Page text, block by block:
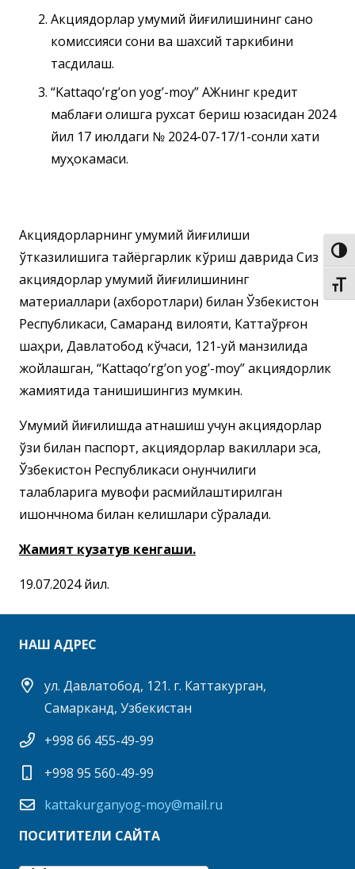
Акциядорлар умумий йиғилишининг саноқ
комиссияси сони ва шахсий таркибини
тасдиқлаш.
“Kattaqo’rg’on yog’-moy” АЖнинг кредит
маблағи олишга рухсат бериш юзасидан 2024
йил 17 июлдаги № 2024-07-17/1-сонли хати
муҳокамаси.
Акциядорларнинг умумий йиғилиши
ўтказилишига тайёргарлик кўриш даврида Сиз
акциядорлар умумий йиғилишининг
материаллари (ахборотлари) билан Ўзбекистон
Республикаси, Самарқанд вилояти, Каттақўрғон
шаҳри, Давлатобод кўчаси, 121-уй манзилида
жойлашган, “Kattaqo’rg’on yog’-moy” акциядорлик
жамиятида танишишингиз мумкин.
Умумий йиғилишда қатнашиш учун акциядорлар
ўзи билан паспорт, акциядорлар вакиллари эса,
Ўзбекистон Республикаси қонунчилиги
талабларига мувофиқ расмийлаштирилган
ишончнома билан келишлари сўралади.
Жамият кузатув кенгаши.
19.07.2024 йил.
НАШ АДРЕС
ул. Давлатобод, 121. г. Каттакурган,
Самарканд, Узбекистан
+998 66 455-49-99
+998 95 560-49-99
kattakurganyog-moy@mail.ru
ПОСИТИТЕЛИ САЙТА